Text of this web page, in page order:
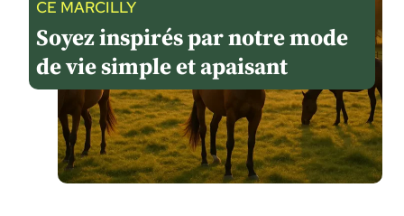
CE MARCILLY
Soyez inspirés par notre mode
de vie simple et apaisant